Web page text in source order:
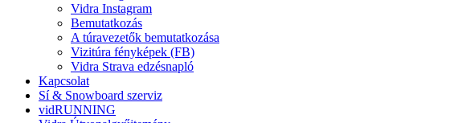
Vidra Instagram
Bemutatkozás
A túravezetők bemutatkozása
Vizitúra fényképek (FB)
Vidra Strava edzésnapló
Kapcsolat
Sí & Snowboard szerviz
vidRUNNING